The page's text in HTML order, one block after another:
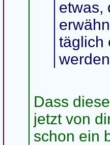
etwas,
täglich
Dass
jetzt von
schon ein